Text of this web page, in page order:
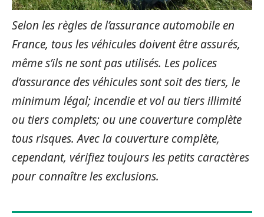
Selon les règles de l’assurance automobile en
France, tous les véhicules doivent être assurés,
même s’ils ne sont pas utilisés. Les polices
d’assurance des véhicules sont soit des tiers, le
minimum légal; incendie et vol au tiers illimité
ou tiers complets; ou une couverture complète
tous risques. Avec la couverture complète,
cependant, vérifiez toujours les petits caractères
pour connaître les exclusions.